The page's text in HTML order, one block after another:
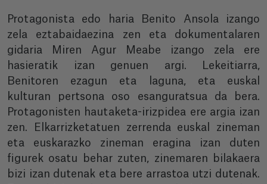
Protagonista edo haria Benito Ansola izango
zela eztabaidaezina zen eta dokumentalaren
gidaria Miren Agur Meabe izango zela ere
hasieratik izan genuen argi. Lekeitiarra,
Benitoren ezagun eta laguna, eta euskal
kulturan pertsona oso esanguratsua da bera.
Protagonisten hautaketa-irizpidea ere argia izan
zen. Elkarrizketatuen zerrenda euskal zineman
eta euskarazko zineman eragina izan duten
figurek osatu behar zuten, zinemaren bilakaera
bizi izan dutenak eta bere arrastoa utzi dutenak.